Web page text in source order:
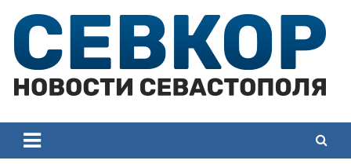
content
Севастополя
Севастополя